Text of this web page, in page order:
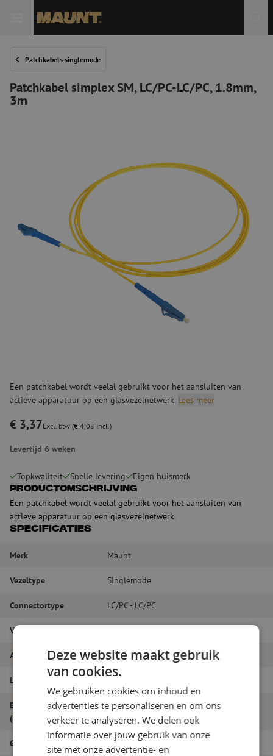
Patchkabels singlemode
Patchkabel simplex SM, LC/PC-LC/PC, 1.8mm,
3m
Een patchkabel wordt veelal gebruikt voor het aansluiten van
actieve apparatuur op een glasvezelnetwerk. Lees meer
€ 3,37Excl. btw (€ 4,08 Incl.)
Levertijd 6 weken
Topkwaliteit Snelle levering Eigen huismerk
Productomschrijving
Een patchkabel wordt veelal gebruikt voor het aansluiten van
actieve apparatuur op een glasvezelnetwerk.
Specificaties
Merk Maunt
Vezeltype Singlemode
Connectortype LC/PC - LC/PC
Vezelsoort
Aantal vezels Simplex
Lengte 3m
Buitendiameter
(mm)
1.8
Grade
Deze website maakt gebruik
van cookies.
We gebruiken cookies om inhoud en
advertenties te personaliseren en om ons
verkeer te analyseren. We delen ook
informatie over jouw gebruik van onze
site met onze advertentie- en